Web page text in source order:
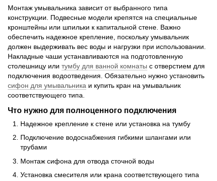
Монтаж умывальника зависит от выбранного типа
конструкции. Подвесные модели крепятся на специальные
кронштейны или шпильки к капитальной стене. Важно
обеспечить надежное крепление, поскольку умывальник
должен выдерживать вес воды и нагрузки при использовании.
Накладные чаши устанавливаются на подготовленную
столешницу или тумбу для ванной комнаты с отверстием для
подключения водоотведения. Обязательно нужно установить
сифон для умывальника и купить кран на умывальник
соответствующего типа.
Что нужно для полноценного подключения
Надежное крепление к стене или установка на тумбу
Подключение водоснабжения гибкими шлангами или
трубами
Монтаж сифона для отвода сточной воды
Установка смесителя или крана соответствующего типа